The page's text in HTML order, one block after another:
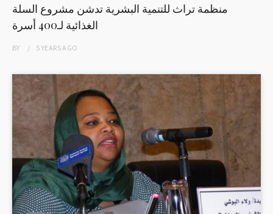
منظمة تراث للتنمية البشرية تدشن مشروع السلة
الغذائية لـ400 أسرة
BY 5 YEARSAGO